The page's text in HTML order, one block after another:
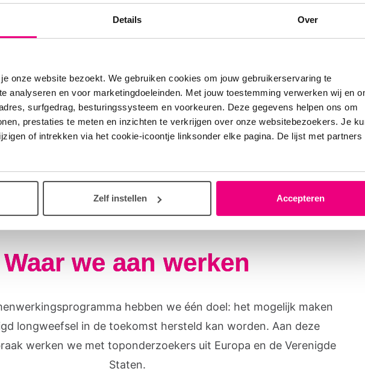
Details Over
onze website bezoekt. We gebruiken cookies om jouw gebruikerservaring te
analyseren en voor marketingdoeleinden. Met jouw toestemming verwerken wij en
surfgedrag, besturingssysteem en voorkeuren. Deze gegevens helpen ons om
prestaties te meten en inzichten te verkrijgen over onze websitebezoekers. Je
of intrekken via het cookie-icoontje linksonder elke pagina. De lijst met partners
Zelf instellen Accepteren
manieren om beschadigde
twee soorten behandeling voor COPD mogelijk:
en snel nieuwe medicijnen testen
longweefsel kweken
Waar we aan werken
hebben we één doel: het mogelijk maken
longweefsel in de toekomst hersteld kan worden. Aan deze
werken we met toponderzoekers uit Europa en de Verenigde
Staten.